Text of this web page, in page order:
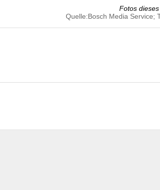
Fotos
Quelle:Bosch Media Service;